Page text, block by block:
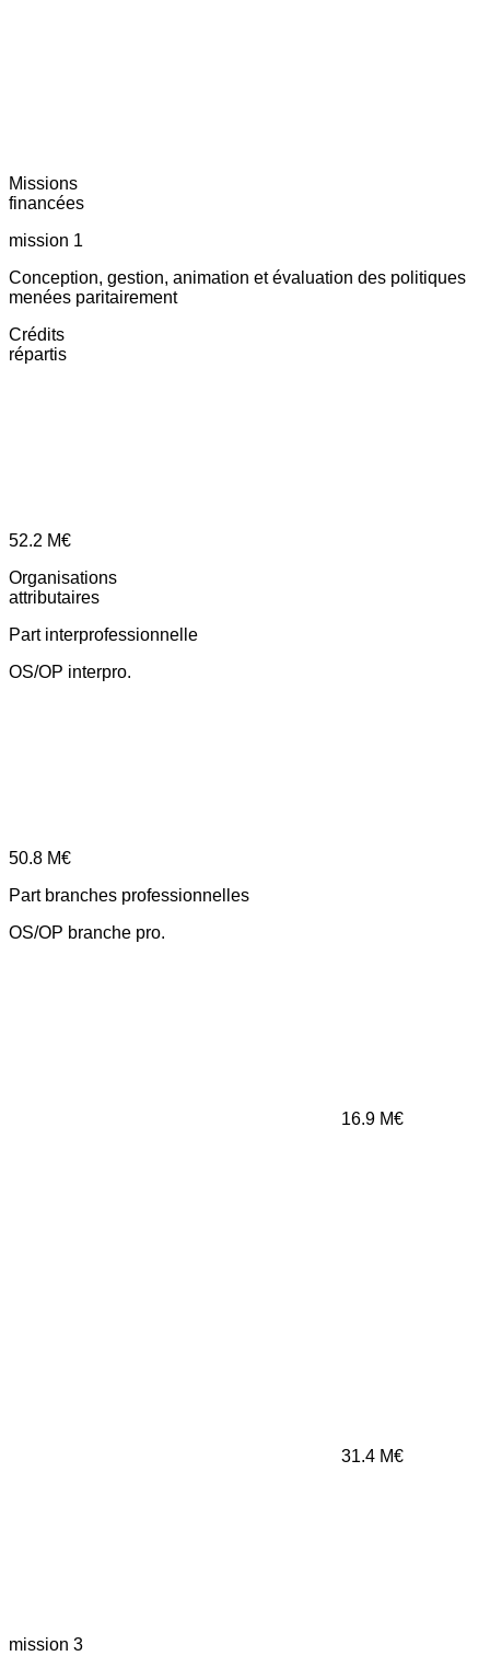
Missions
financées
mission 1
Conception, gestion, animation et évaluation des politiques
menées paritairement
Crédits
répartis
52.2 M€
Organisations
attributaires
Part interprofessionnelle
OS/OP interpro.
50.8 M€
Part branches professionnelles
OS/OP branche pro.
16.9 M€
31.4 M€
mission 3